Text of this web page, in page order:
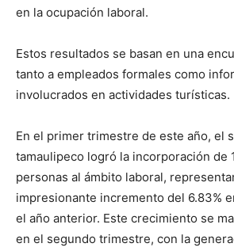
en la ocupación laboral.
Estos resultados se basan en una
tanto a empleados formales como
involucrados en actividades turísticas.
En el primer trimestre de este año, el
tamaulipeco logró la incorporación de
personas al ámbito laboral,
impresionante incremento del 6.83%
el año anterior. Este crecimiento se
en el segundo trimestre, con la